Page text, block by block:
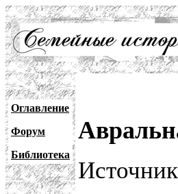
Оглавление
Форум
Библиотека